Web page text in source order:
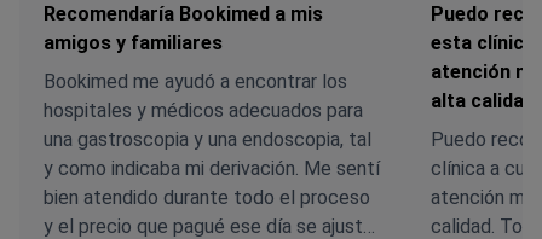
Recomendaría Bookimed a mis
amigos y familiares
Bookimed me ayudó a encontrar los
hospitales y médicos adecuados para
una gastroscopia y una endoscopia, tal
y como indicaba mi derivación. Me sentí
bien atendido durante todo el proceso
y el precio que pagué ese día se ajustó
Puedo
esta clínica
atención
alta calidad
Puedo
clínica a
atención
calidad.